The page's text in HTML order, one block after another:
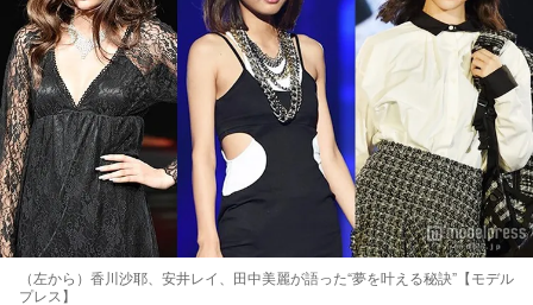
（左から）香川沙耶、安井レイ、田中美麗が語った“夢を叶える秘訣”【モデル
プレス】